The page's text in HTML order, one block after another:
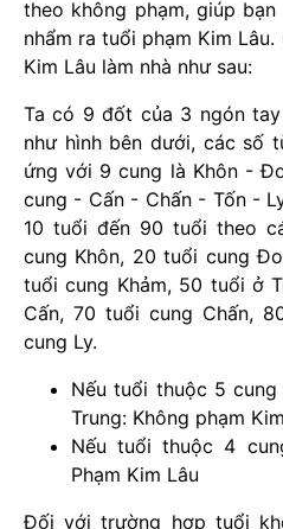
theo không phạm, giúp
nhẩm ra tuổi phạm Kim
Kim Lâu làm nhà như sau:
Ta có 9 đốt của 3 ngón
như hình bên dưới, các số
ứng với 9 cung là Khôn -
cung - Cấn - Chấn - Tốn -
10 tuổi đến 90 tuổi theo
cung Khôn, 20 tuổi cung
tuổi cung Khảm, 50 tuổi ở
Cấn, 70 tuổi cung Chấn,
cung Ly.
Nếu tuổi thuộc 5 cung
Trung: Không phạm
Nếu tuổi thuộc 4
Phạm Kim Lâu
Đối với trường hợp tuổi